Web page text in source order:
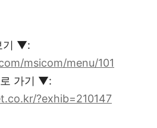
기 ▼:
msicom/menu/101
가기 ▼:
?exhib=210147